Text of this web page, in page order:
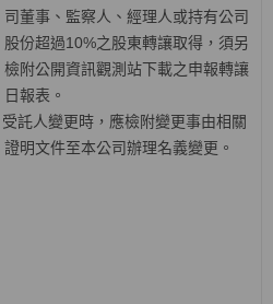
司董事、監察人、經理人或持有公司
股份超過10%之股東轉讓取得，須另
檢附公開資訊觀測站下載之申報轉讓
日報表。
受託人變更時，應檢附變更事由相關
證明文件至本公司辦理名義變更。